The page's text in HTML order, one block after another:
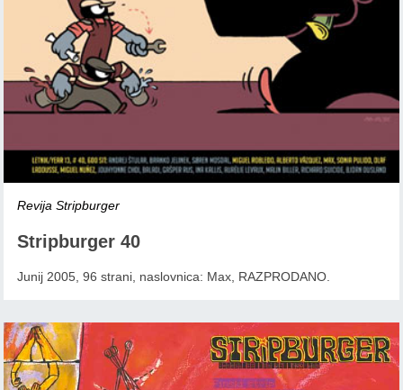
Revija Stripburger
Stripburger 40
Junij 2005, 96 strani, naslovnica: Max, RAZPRODANO.